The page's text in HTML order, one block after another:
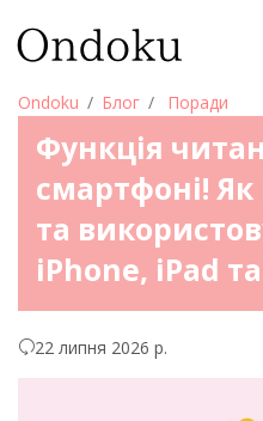
Ondoku Блог Поради
Функція
смартфоні!
та
iPhone, iPad
22 липня 2026 р.